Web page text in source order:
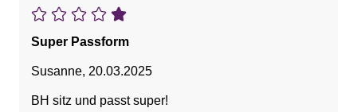
Super Passform
Susanne, 20.03.2025
BH sitz und passt super!